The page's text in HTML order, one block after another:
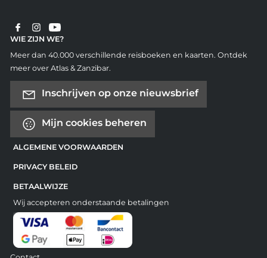
WIE ZIJN WE?
Meer dan 40.000 verschillende reisboeken en kaarten. Ontdek
meer over Atlas & Zanzibar.
Inschrijven op onze nieuwsbrief
Mijn cookies beheren
ALGEMENE VOORWAARDEN
PRIVACY BELEID
BETAALWIJZE
Wij accepteren onderstaande betalingen